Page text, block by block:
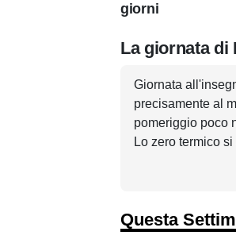
giorni
La giornata di
Giornata
precisamente al
pomeriggio poco
Lo zero termico
Questa